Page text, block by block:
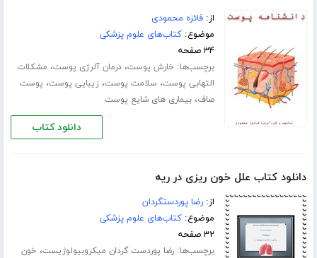
از:فائزه محمودی
موضوع:کتاب‌های علوم پزشکی
۳۴ صفحه
برچسب‌ها: خارش پوست،درمان آلرژی پوست، مشکلات
التهابی پوست، سلامت پوست، زیبایی پوست، پوست
صاف،بیماری های شایع پوست
دانلود کتاب
دانلود کتاب علل خون ریزی در ریه
از:رضا پوردستگردان
موضوع:کتاب‌های علوم پزشکی
۳۲ صفحه
برچسب‌ها:رضا پوردست گردان میکروبیولوژیست، خون